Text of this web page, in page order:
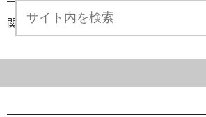
関連記事は見つかりませんでした。